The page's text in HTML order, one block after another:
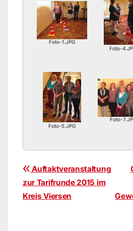
Foto-1.JPG
Foto-
Foto-5.JPG
Foto-
Auftaktveranstaltung
zur Tarifrunde 2015 im
Kreis Viersen